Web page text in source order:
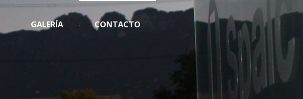
GALERÍA CONTACTO